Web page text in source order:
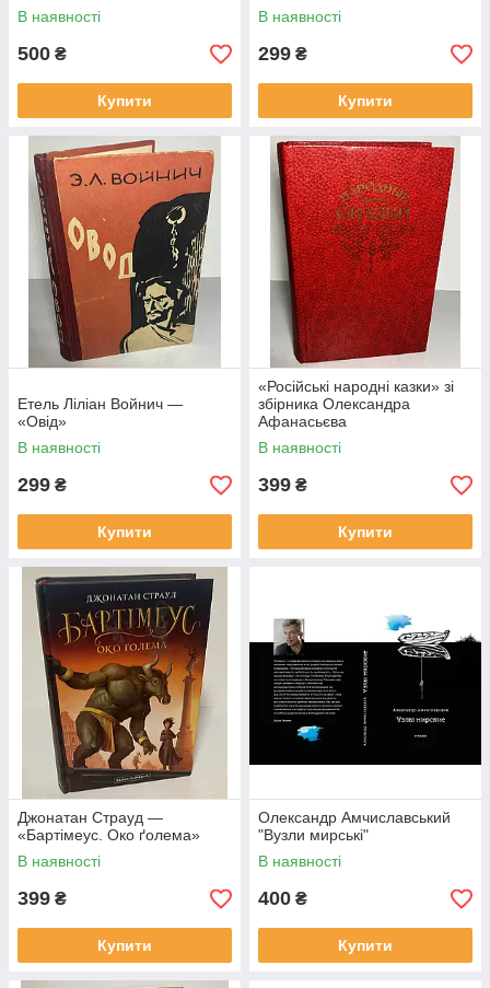
В наявності
500 ₴
Купити
В наявності
299 ₴
Купити
Етель Ліліан Войнич —
«Овід»
В наявності
299 ₴
Купити
«Російські народні казки» зі
збірника Олександра
Афанасьєва
В наявності
399 ₴
Купити
Джонатан Страуд —
«Бартімеус. Око ґолема»
В наявності
399 ₴
Купити
Олександр Амчиславський
"Вузли мирські"
В наявності
400 ₴
Купити